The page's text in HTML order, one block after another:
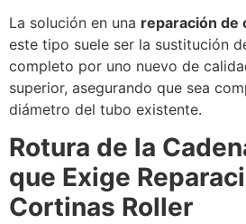
La solución en una reparación de
este tipo suele ser la sustitución
completo por uno nuevo de
superior, asegurando que sea
diámetro del tubo existente.
Rotura de la
que Exige
Cortinas Roller